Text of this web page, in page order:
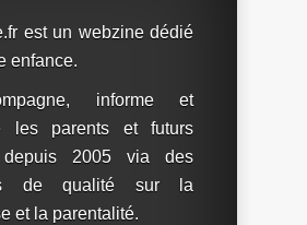
est un webzine dédié
enfance.
informe et
les parents et futurs
depuis 2005 via des
de qualité sur la
et la parentalité.